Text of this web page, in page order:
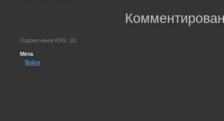
Подписчиков RSS: 111
Мета
Войти